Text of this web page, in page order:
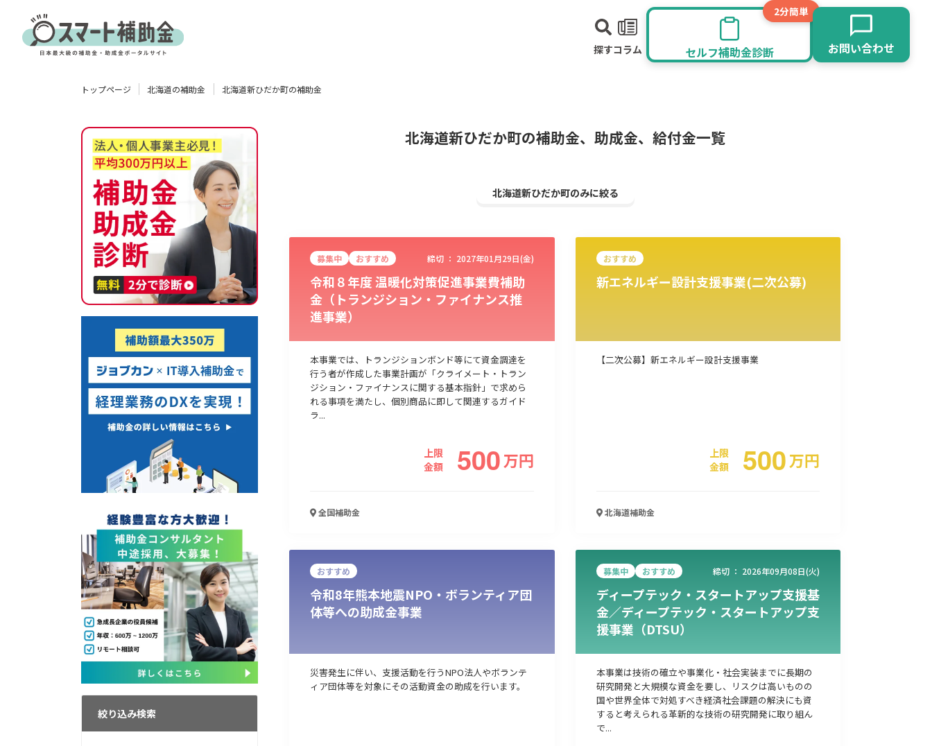
探すコラム
2分簡単
セルフ補助金診断 お問い合わせ
製造業 情報通信業 卸売･小売業 建設･不動産業 サービス業 医療･福祉 農業･林業 宿泊･旅館業 その他
販路拡大 海外展開
トップページ 北海道の補助金 北海道新ひだか町の補助金
絞り込み検索
北海道新ひだか町の補助金、助成金、給付金一覧
北海道新ひだか町のみに絞る
募集中 おすすめ 締切 ： 2027年01月29日(金)
令和８年度 温暖化対策促進事業費補助
金（トランジション・ファイナンス推
進事業）
本事業では、トランジションボンド等にて資金調達を
行う者が作成した事業計画が「クライメート・トラン
ジション・ファイナンスに関する基本指針」で求めら
れる事項を満たし、個別商品に即して関連するガイド
ラ...
上限
金額
500万円
全国補助金
おすすめ
新エネルギー設計支援事業(二次公募)
【二次公募】新エネルギー設計支援事業
上限
金額
500万円
北海道補助金
おすすめ
令和8年熊本地震NPO・ボランティア団
体等への助成金事業
災害発生に伴い、支援活動を行うNPO法人やボランテ
ィア団体等を対象にその活動資金の助成を行います。
募集中 おすすめ 締切 ： 2026年09月08日(火)
ディープテック・スタートアップ支援基
金／ディープテック・スタートアップ支
援事業（DTSU）
本事業は技術の確立や事業化・社会実装までに長期の
研究開発と大規模な資金を要し、リスクは高いものの
国や世界全体で対処すべき経済社会課題の解決にも資
すると考えられる革新的な技術の研究開発に取り組ん
で...